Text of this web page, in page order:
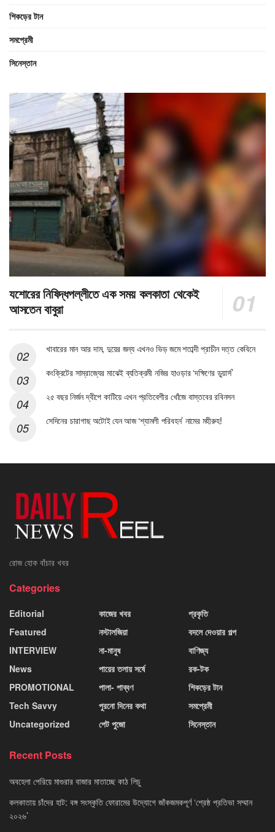
শিকড়ের টান
সমপ্রেমী
সিনেস্তান
যশোরের নিষিদ্ধপল্লীতে এক সময় কলকাতা থেকেই
আসতেন বাবুরা
খাবারের মান আর দাম, দুয়ের জন্য এখনও ভিড় জমে শতাব্দী প্রাচীন দত্ত কেবিনে
কংক্রিটের সাম্রাজ্যের মাঝেই ব্যতিক্রমী নজির হাওড়ার ‘দক্ষিণের ডুয়ার্স’
২৫ বছর নির্জন দ্বীপে কাটিয়ে এখন প্রতিবেশীর খোঁজে বাস্তবের রবিনসন
সেদিনের চারাগাছ অটোই যেন আজ ‘শ্যামলী পরিবহন’ নামের মহীরুহ!
রোজ হোক বাঁচার খবর
Categories
Editorial
Featured
INTERVIEW
News
PROMOTIONAL
Tech Savvy
Uncategorized
কাজের খবর
নস্টালজিয়া
না-মানুষ
পায়ের তলায় সর্ষে
পালা- পাব্বণ
পুরনো দিনের কথা
পেট পুজো
প্রকৃতি
বদলে দেওয়ার গল্প
বাণিজ্য
রক-টক
শিকড়ের টান
সমপ্রেমী
সিনেস্তান
Recent Posts
অবহেলা পেরিয়ে মাগুরার বাজার মাতাচ্ছে কাঠ লিচু
কলকাতায় চাঁদের হাট: বঙ্গ সংস্কৃতি ফোরামের উদ্যোগে জাঁকজমকপূর্ণ ‘শ্রেষ্ঠ প্রতিভা সম্মান
২০২৬’